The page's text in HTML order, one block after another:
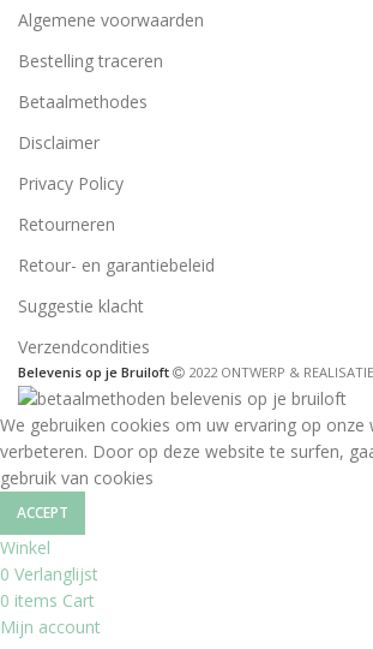
Algemene voorwaarden
Bestelling traceren
Betaalmethodes
Disclaimer
Privacy Policy
Retourneren
Retour- en garantiebeleid
Suggestie klacht
Verzendcondities
Belevenis op je Bruiloft 2022 ONTWERP & REALISATIE
We gebruiken cookies om uw ervaring op onze
verbeteren. Door op deze website te surfen,
gebruik van cookies
ACCEPT
Winkel
0 Verlanglijst
0 items Cart
Mijn account